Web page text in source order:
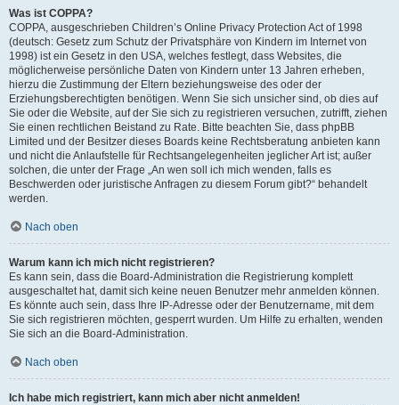
Was ist COPPA?
COPPA, ausgeschrieben Children’s Online Privacy Protection Act of 1998
(deutsch: Gesetz zum Schutz der Privatsphäre von Kindern im Internet von
1998) ist ein Gesetz in den USA, welches festlegt, dass Websites, die
möglicherweise persönliche Daten von Kindern unter 13 Jahren erheben,
hierzu die Zustimmung der Eltern beziehungsweise des oder der
Erziehungsberechtigten benötigen. Wenn Sie sich unsicher sind, ob dies auf
Sie oder die Website, auf der Sie sich zu registrieren versuchen, zutrifft, ziehen
Sie einen rechtlichen Beistand zu Rate. Bitte beachten Sie, dass phpBB
Limited und der Besitzer dieses Boards keine Rechtsberatung anbieten kann
und nicht die Anlaufstelle für Rechtsangelegenheiten jeglicher Art ist; außer
solchen, die unter der Frage „An wen soll ich mich wenden, falls es
Beschwerden oder juristische Anfragen zu diesem Forum gibt?“ behandelt
werden.
Nach oben
Warum kann ich mich nicht registrieren?
Es kann sein, dass die Board-Administration die Registrierung komplett
ausgeschaltet hat, damit sich keine neuen Benutzer mehr anmelden können.
Es könnte auch sein, dass Ihre IP-Adresse oder der Benutzername, mit dem
Sie sich registrieren möchten, gesperrt wurden. Um Hilfe zu erhalten, wenden
Sie sich an die Board-Administration.
Nach oben
Ich habe mich registriert, kann mich aber nicht anmelden!